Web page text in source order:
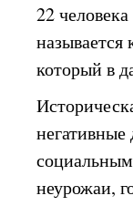
22
называется
который в
неурожаи,